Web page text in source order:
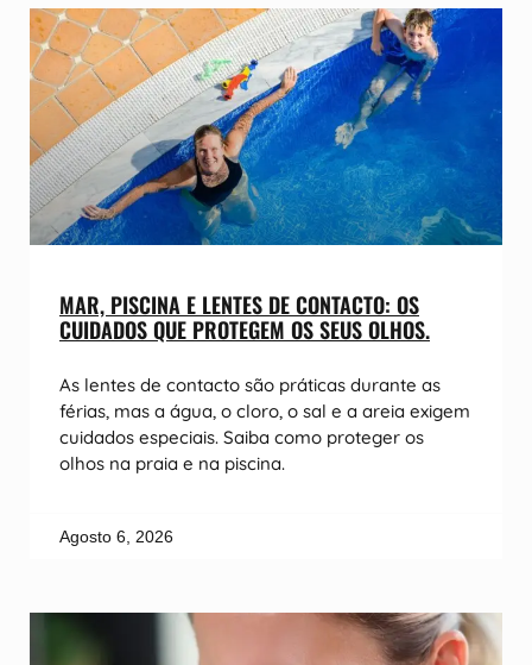
MAR, PISCINA E LENTES DE CONTACTO: OS
CUIDADOS QUE PROTEGEM OS SEUS OLHOS.
As lentes de contacto são práticas durante as
férias, mas a água, o cloro, o sal e a areia exigem
cuidados especiais. Saiba como proteger os
olhos na praia e na piscina.
Agosto 6, 2026